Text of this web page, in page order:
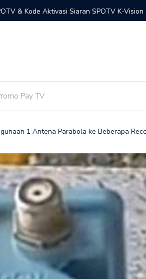
& Kode Aktivasi Siaran SPOTV K-Vision
Pay TV
1 Antena Parabola ke Beberapa